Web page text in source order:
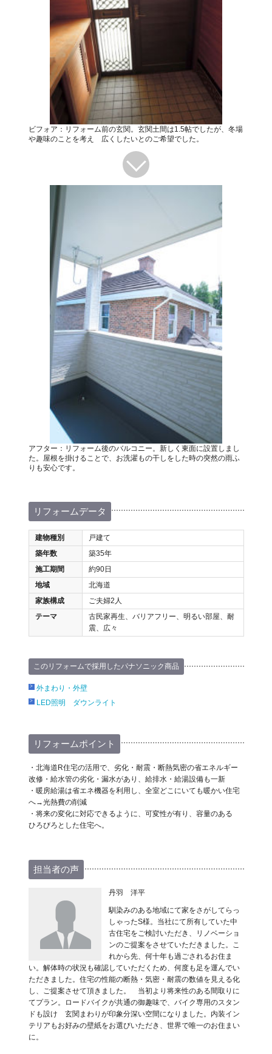
ビフォア：リフォーム前の玄関。玄関土間は1.5帖でしたが、冬場
や趣味のことを考え 広くしたいとのご希望でした。
アフター：リフォーム後のバルコニー。新しく東面に設置しまし
た。屋根を掛けることで、お洗濯もの干しをした時の突然の雨ふ
りも安心です。
リフォームデータ
建物種別
戸建て
築年数
築35年
施工期間
約90日
地域
北海道
家族構成
ご夫婦2人
テーマ
古民家再生、バリアフリー、明るい部屋、耐
震、広々
このリフォームで採用したパナソニック商品
外まわり・外壁
LED照明 ダウンライト
リフォームポイント
・北海道R住宅の活用で、劣化・耐震・断熱気密の省エネルギー
改修・給水管の劣化・漏水があり、給排水・給湯設備も一新
・暖房給湯は省エネ機器を利用し、全室どこにいても暖かい住宅
へ→光熱費の削減
・将来の変化に対応できるように、可変性が有り、容量のある
ひろびろとした住宅へ。
担当者の声
丹羽 洋平
馴染みのある地域にて家をさがしてらっ
しゃったS様。当社にて所有していた中
古住宅をご検討いただき、リノベーショ
ンのご提案をさせていただきました。こ
れから先、何十年も過ごされるお住ま
い。解体時の状況も確認していただくため、何度も足を運んでい
ただきました。住宅の性能の断熱・気密・耐震の数値を見える化
し、ご提案させて頂きました。 当初より将来性のある間取りに
てプラン。ロードバイクが共通の御趣味で、バイク専用のスタン
ドも設け 玄関まわりが印象分深い空間になりました。内装イン
テリアもお好みの壁紙をお選びいただき、世界で唯一のお住まい
に。